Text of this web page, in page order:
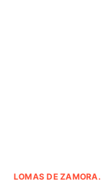
LOMAS DE ZAMORA